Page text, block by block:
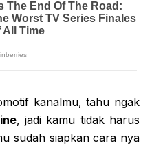
kanalmu, tahu ngak
, jadi kamu tidak harus
sudah siapkan cara nya